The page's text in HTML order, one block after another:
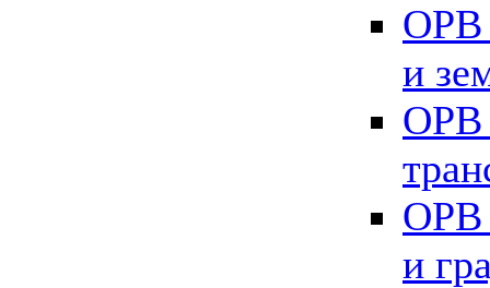
ОРВ
и
ОРВ
ОРВ
и